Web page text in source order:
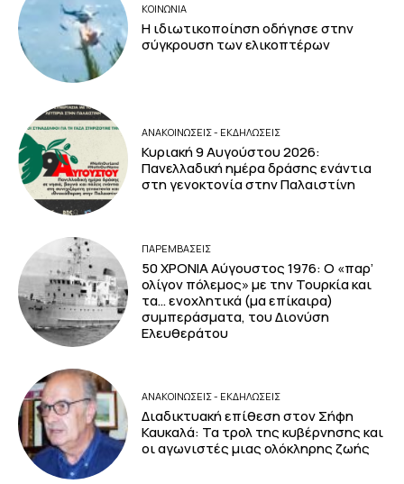
ΚΟΙΝΩΝΙΑ
Η ιδιωτικοποίηση οδήγησε στην
σύγκρουση των ελικοπτέρων
ΑΝΑΚΟΙΝΩΣΕΙΣ - ΕΚΔΗΛΩΣΕΙΣ
Κυριακή 9 Αυγούστου 2026:
Πανελλαδική ημέρα δράσης ενάντια
στη γενοκτονία στην Παλαιστίνη
ΠΑΡΕΜΒΑΣΕΙΣ
50 ΧΡΟΝΙΑ Αύγουστος 1976: Ο «παρ’
ολίγον πόλεμος» με την Τουρκία και
τα… ενοχλητικά (μα επίκαιρα)
συμπεράσματα, του Διονύση
Ελευθεράτου
ΑΝΑΚΟΙΝΩΣΕΙΣ - ΕΚΔΗΛΩΣΕΙΣ
Διαδικτυακή επίθεση στον Σήφη
Καυκαλά: Τα τρολ της κυβέρνησης και
οι αγωνιστές μιας ολόκληρης ζωής